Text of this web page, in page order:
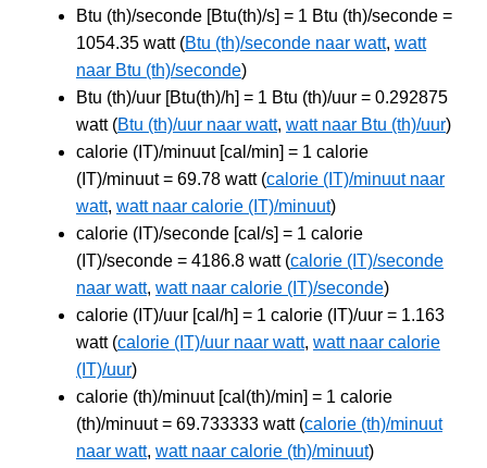
Btu (th)/seconde [Btu(th)/s] = 1 Btu (th)/seconde =
1054.35 watt (Btu (th)/seconde naar watt, watt
naar Btu (th)/seconde)
Btu (th)/uur [Btu(th)/h] = 1 Btu (th)/uur = 0.292875
watt (Btu (th)/uur naar watt, watt naar Btu (th)/uur)
calorie (IT)/minuut [cal/min] = 1 calorie
(IT)/minuut = 69.78 watt (calorie (IT)/minuut naar
watt, watt naar calorie (IT)/minuut)
calorie (IT)/seconde [cal/s] = 1 calorie
(IT)/seconde = 4186.8 watt (calorie (IT)/seconde
naar watt, watt naar calorie (IT)/seconde)
calorie (IT)/uur [cal/h] = 1 calorie (IT)/uur = 1.163
watt (calorie (IT)/uur naar watt, watt naar calorie
(IT)/uur)
calorie (th)/minuut [cal(th)/min] = 1 calorie
(th)/minuut = 69.733333 watt (calorie (th)/minuut
naar watt, watt naar calorie (th)/minuut)